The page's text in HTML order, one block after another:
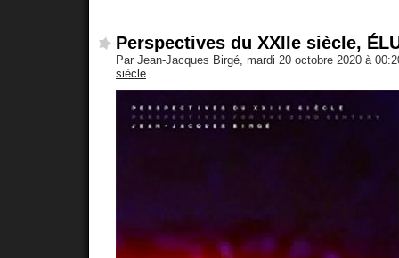
Perspectives du XXIIe siècle,
Par Jean-Jacques Birgé, mardi 20 octobre 2020 à
siècle